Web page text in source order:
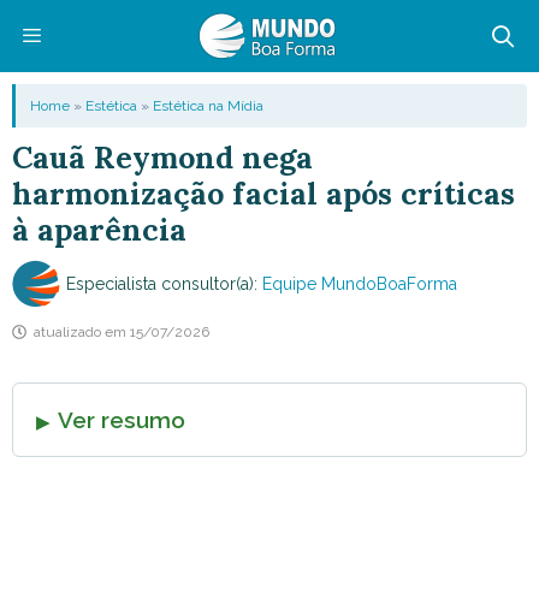
conteúdo
Menu
Home » Estética » Estética na Mídia
Cauã Reymond nega
harmonização facial após críticas
à aparência
Especialista consultor(a): Equipe MundoBoaForma
atualizado em 15/07/2026
Ver resumo